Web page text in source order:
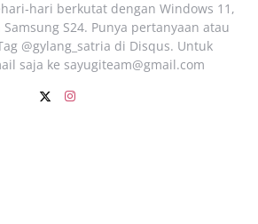
berkutat dengan Windows 11,
S24. Punya pertanyaan atau
@gylang_satria di Disqus. Untuk
saja ke sayugiteam@gmail.com